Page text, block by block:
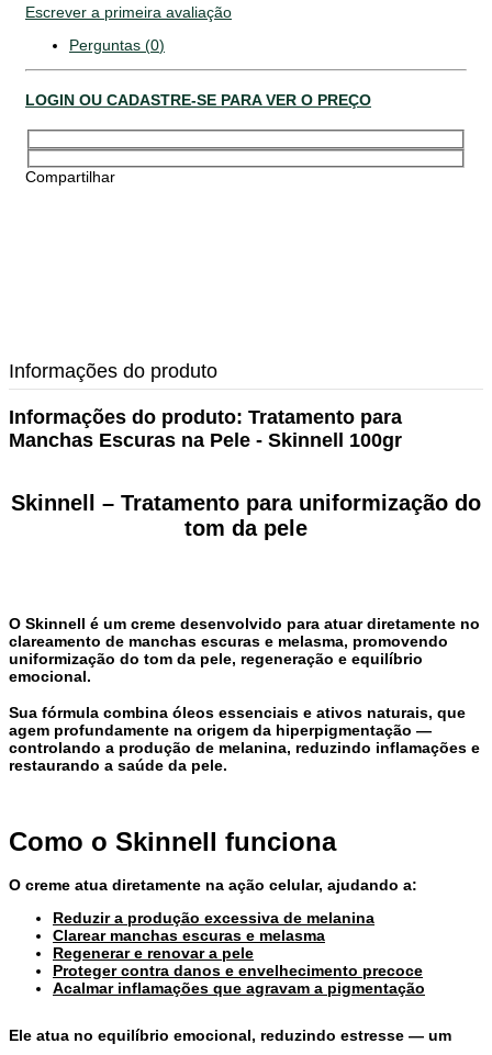
Escrever a primeira avaliação
Perguntas (0)
LOGIN OU CADASTRE-SE PARA VER O PREÇO
Compartilhar
Informações do produto
Informações do produto: Tratamento para
Manchas Escuras na Pele - Skinnell 100gr
Skinnell – Tratamento para uniformização do
tom da pele
O Skinnell é um creme desenvolvido para atuar diretamente no
clareamento de manchas escuras e melasma, promovendo
uniformização do tom da pele, regeneração e equilíbrio
emocional.
Sua fórmula combina óleos essenciais e ativos naturais, que
agem profundamente na origem da hiperpigmentação —
controlando a produção de melanina, reduzindo inflamações e
restaurando a saúde da pele.
Como o Skinnell funciona
O creme atua diretamente na ação celular, ajudando a:
Reduzir a produção excessiva de melanina
Clarear manchas escuras e melasma
Regenerar e renovar a pele
Proteger contra danos e envelhecimento precoce
Acalmar inflamações que agravam a pigmentação
Ele atua no equilíbrio emocional, reduzindo estresse — um